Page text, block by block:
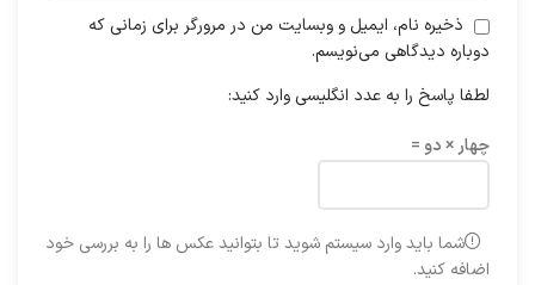
ذخیره نام، ایمیل و وبسایت من در مرورگر برای زمانی که
دوباره دیدگاهی می‌نویسم.
لطفا پاسخ را به عدد انگلیسی وارد کنید:
چهار × دو =
شما باید وارد سیستم شوید تا بتوانید عکس ها را به بررسی خود
اضافه کنید.